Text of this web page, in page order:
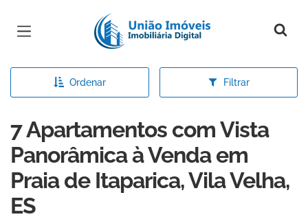
Página inicial
Ordenar Filtrar
7 Apartamentos com Vista
Panorâmica à Venda em
Praia de Itaparica, Vila Velha,
ES